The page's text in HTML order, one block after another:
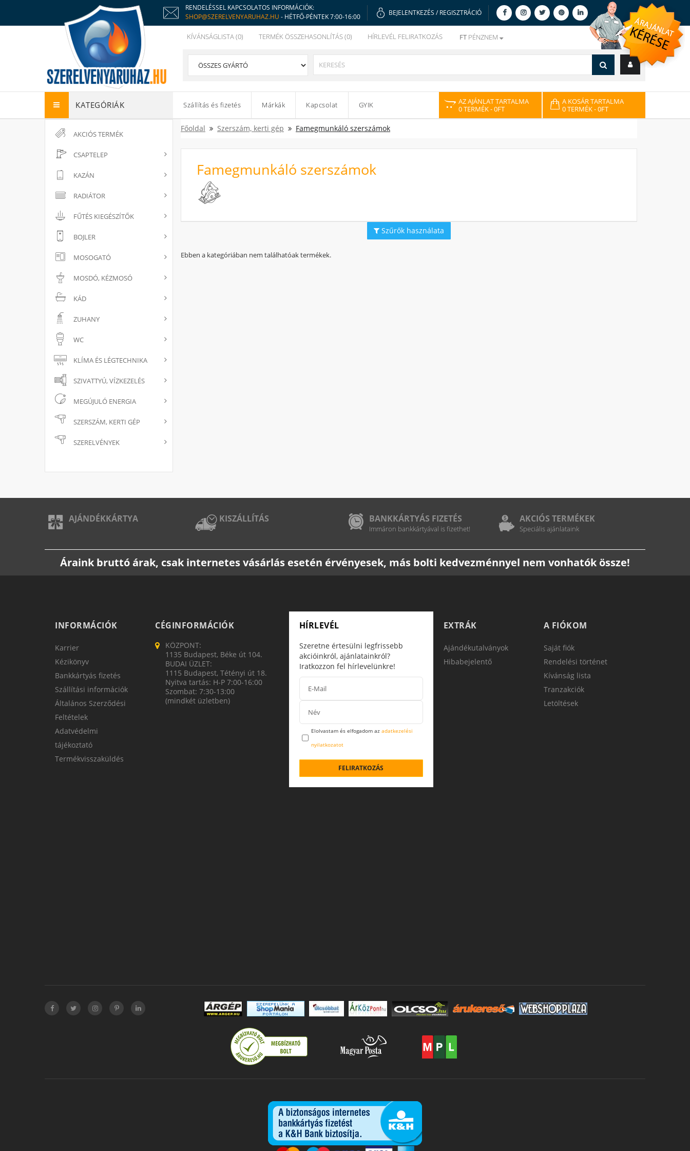
RENDELÉSSEL KAPCSOLATOS INFORMÁCIÓK:
SHOP@SZERELVENYARUHAZ.HU - HÉTFŐ-PÉNTEK 7:00-16:00
BEJELENTKEZÉS / REGISZTRÁCIÓ
KÍVÁNSÁGLISTA (0) TERMÉK ÖSSZEHASONLÍTÁS (0) HÍRLEVÉL FELIRATKOZÁS FT PÉNZNEM
KATEGÓRIÁK Szállítás és fizetés Márkák Kapcsolat GYIK
AZ AJÁNLAT TARTALMA
0 TERMÉK- 0FT
A KOSÁR TARTALMA
0 TERMÉK- 0FT
AKCIÓS TERMÉK
CSAPTELEP
KAZÁN
RADIÁTOR
FŰTÉS KIEGÉSZÍTŐK
BOJLER
MOSOGATÓ
MOSDÓ, KÉZMOSÓ
KÁD
ZUHANY
WC
KLÍMA ÉS LÉGTECHNIKA
SZIVATTYÚ, VÍZKEZELÉS
MEGÚJULÓ ENERGIA
SZERSZÁM, KERTI GÉP
SZERELVÉNYEK
Főoldal Szerszám, kerti gép Famegmunkáló szerszámok
Famegmunkáló szerszámok
Szűrők használata
Ebben a kategóriában nem találhatóak termékek.
AJÁNDÉKKÁRTYA KISZÁLLÍTÁS BANKKÁRTYÁS FIZETÉS
Immáron bankkártyával is fizethet!
AKCIÓS TERMÉKEK
Speciális ajánlataink
Áraink bruttó árak, csak internetes vásárlás esetén érvényesek, más bolti kedvezménnyel nem vonhatók össze!
INFORMÁCIÓK
Karrier
Kézikönyv
Bankkártyás fizetés
Szállítási információk
Általános Szerződési
Feltételek
Adatvédelmi
tájékoztató
Termékvisszaküldés
CÉGINFORMÁCIÓK
KÖZPONT:
1135 Budapest, Béke út 104.
BUDAI ÜZLET:
1115 Budapest, Tétényi út 18.
Nyitva tartás: H-P 7:00-16:00
Szombat: 7:30-13:00
(mindkét üzletben)
HÍRLEVÉL
Szeretne értesülni legfrissebb
akcióinkról, ajánlatainkról?
Iratkozzon fel hírlevelünkre!
Elolvastam és elfogadom az adatkezelési
nyilatkozatot
FELIRATKOZÁS
EXTRÁK
Ajándékutalványok
Hibabejelentő
A FIÓKOM
Saját fiók
Rendelési történet
Kívánság lista
Tranzakciók
Letöltések